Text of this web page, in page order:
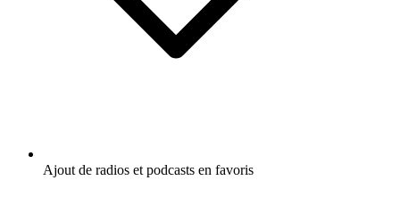
Ajout de radios et podcasts en favoris